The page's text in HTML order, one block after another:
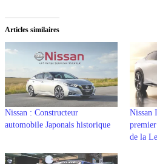
Articles similaires
Nissan : Constructeur
automobile Japonais historique
Nissan
de la